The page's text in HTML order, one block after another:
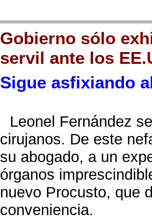
Gobierno sólo
servil ante los
Sigue asfixiando
Leonel Fernández
cirujanos. De este
su abogado, a un
órganos
nuevo Procusto, que
conveniencia.